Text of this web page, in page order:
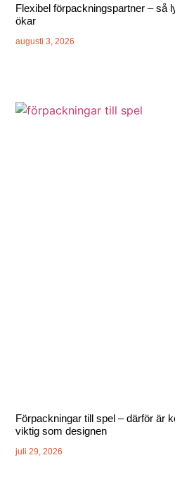
Flexibel förpackningspartner – så
ökar
augusti 3, 2026
Förpackningar till spel – därför är
viktig som designen
juli 29, 2026